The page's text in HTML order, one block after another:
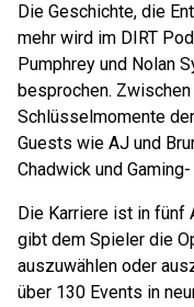
Die Geschichte, die
mehr wird im DIRT
Pumphrey und Nolan
besprochen.
Schlüsselmomente
Guests wie AJ und
Chadwick und
Die Karriere ist in fünf
gibt dem Spieler die
auszuwählen oder
über 130 Events in